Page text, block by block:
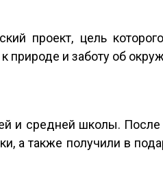
проект, цель
природе и заботу об
и средней школы.
а также получили в